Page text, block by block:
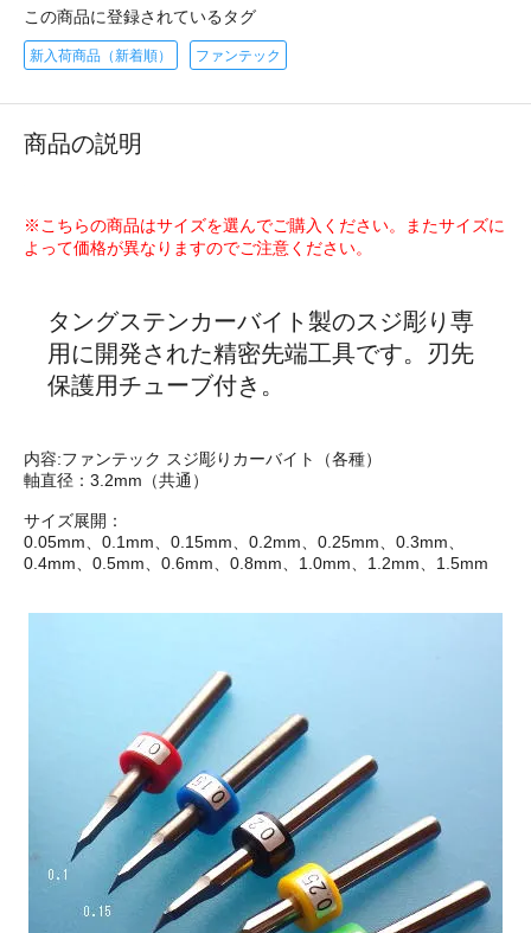
この商品に登録されているタグ
新入荷商品（新着順） ファンテック
商品の説明
※こちらの商品はサイズを選んでご購入ください。またサイズに
よって価格が異なりますのでご注意ください。
タングステンカーバイト製のスジ彫り専
用に開発された精密先端工具です。刃先
保護用チューブ付き。
内容:ファンテック スジ彫りカーバイト（各種）
軸直径：3.2mm（共通）
サイズ展開：
0.05mm、0.1mm、0.15mm、0.2mm、0.25mm、0.3mm、
0.4mm、0.5mm、0.6mm、0.8mm、1.0mm、1.2mm、1.5mm